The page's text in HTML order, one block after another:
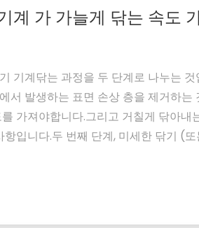
계 가 가늘게 닦는 속도
기계닦는 과정을 두 단계로 나누는
서 발생하는 표면 손상 층을 제거하는
가져야합니다.그리고 거칠게 닦아내
항입니다.두 번째 단계, 미세한 닦기 (
디스크와 완벽하게 평행하고 디스크에